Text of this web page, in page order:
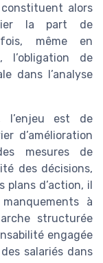
alors
la part de
même en
l’obligation de
dans l’analyse
l’enjeu est de
d’amélioration
mesures de
des décisions,
plans d’action, il
à
structurée
engagée
salariés dans